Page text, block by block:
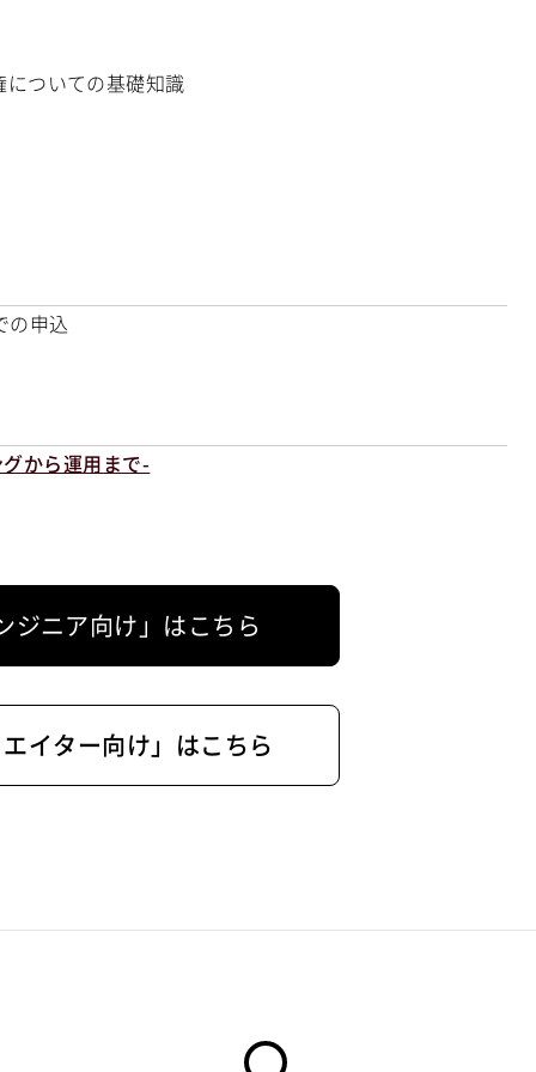
ついての基礎知識
の申込
から運用まで-
ジニア向け」はこちら
イター向け」はこちら